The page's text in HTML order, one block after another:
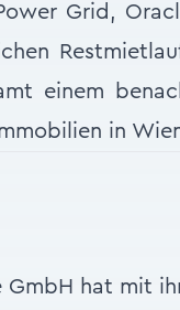
Grid,
einem
in
GmbH hat mit